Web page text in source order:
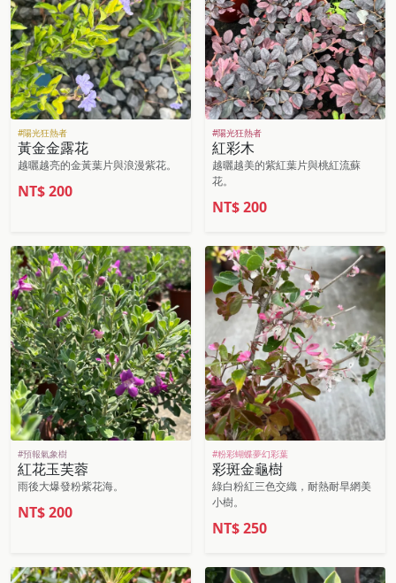
#陽光狂熱者
黃金金露花
越曬越亮的金黃葉片與浪漫紫花。
NT$200
#陽光狂熱者
紅彩木
越曬越美的紫紅葉片與桃紅流蘇
花。
NT$200
#預報氣象樹
紅花玉芙蓉
雨後大爆發粉紫花海。
NT$200
#粉彩蝴蝶夢幻彩葉
彩斑金龜樹
綠白粉紅三色交織，耐熱耐旱網美
小樹。
NT$250